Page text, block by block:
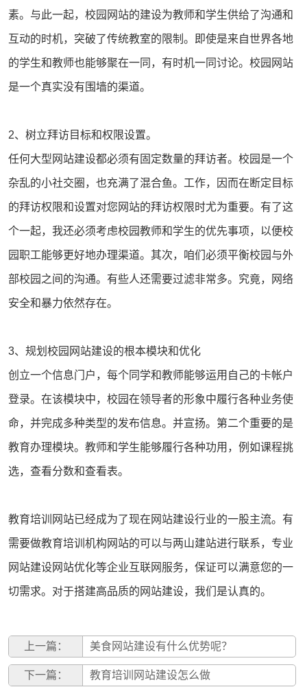
素。与此一起，校园网站的建设为教师和学生供给了沟通和
互动的时机，突破了传统教室的限制。即使是来自世界各地
的学生和教师也能够聚在一同，有时机一同讨论。校园网站
是一个真实没有围墙的渠道。
2、树立拜访目标和权限设置。
任何大型网站建设都必须有固定数量的拜访者。校园是一个
杂乱的小社交圈，也充满了混合鱼。工作，因而在断定目标
的拜访权限和设置对您网站的拜访权限时尤为重要。有了这
个一起，我还必须考虑校园教师和学生的优先事项，以便校
园职工能够更好地办理渠道。其次，咱们必须平衡校园与外
部校园之间的沟通。有些人还需要过滤非常多。究竟，网络
安全和暴力依然存在。
3、规划校园网站建设的根本模块和优化
创立一个信息门户，每个同学和教师能够运用自己的卡帐户
登录。在该模块中，校园在领导者的形象中履行各种业务使
命，并完成多种类型的发布信息。并宣扬。第二个重要的是
教育办理模块。教师和学生能够履行各种功用，例如课程挑
选，查看分数和查看表。
教育培训网站已经成为了现在网站建设行业的一股主流。有
需要做教育培训机构网站的可以与两山建站进行联系，专业
网站建设网站优化等企业互联网服务，保证可以满意您的一
切需求。对于搭建高品质的网站建设，我们是认真的。
上一篇： 美食网站建设有什么优势呢？
下一篇： 教育培训网站建设怎么做